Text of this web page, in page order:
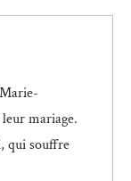
mariage.
qui souffre